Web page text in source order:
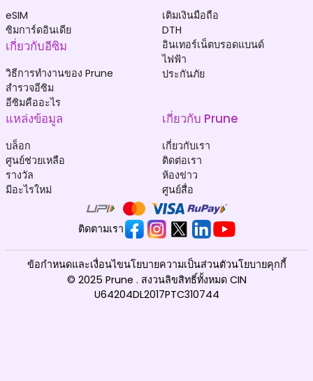
eSIM
ซิมการ์ดอินเดีย
เกี่ยวกับอีซิม
วิธีการทำงานของ Prune
สำรวจอีซิม
อีซิมคืออะไร
เติมเงินมือถือ
DTH
อินเทอร์เน็ตบรอดแบนด์
ไฟฟ้า
ประกันภัย
แหล่งข้อมูล
บล็อก
ศูนย์ช่วยเหลือ
รางวัล
มีอะไรใหม่
เกี่ยวกับ Prune
เกี่ยวกับเรา
ติดต่อเรา
ห้องข่าว
ศูนย์สื่อ
ติดตามเรา
© 2025 Prune . สงวนลิขสิทธิ์ทั้งหมด CIN
U64204DL2017PTC310744
ข้อกำหนดและเงื่อนไขนโยบายความเป็นส่วนตัวนโยบายคุกกี้